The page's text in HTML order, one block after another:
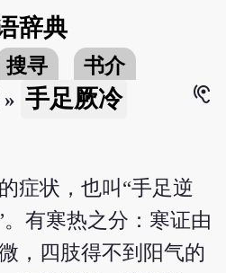
辞典
搜寻
书介
» 手足厥冷
hearing
症状，也叫“手足逆
。有寒热之分：寒证由
，四肢得不到阳气的